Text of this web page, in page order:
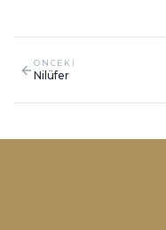
ONCEKI
Nilüfer